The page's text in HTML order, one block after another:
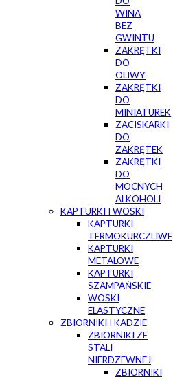
WINA
BEZ
GWINTU
ZAKRĘTKI
DO
OLIWY
ZAKRĘTKI
DO
MINIATUREK
ZACISKARKI
DO
ZAKRĘTEK
ZAKRĘTKI
DO
MOCNYCH
ALKOHOLI
KAPTURKI I WOSKI
KAPTURKI
TERMOKURCZLIWE
KAPTURKI
METALOWE
KAPTURKI
SZAMPAŃSKIE
WOSKI
ELASTYCZNE
ZBIORNIKI I KADZIE
ZBIORNIKI ZE
STALI
NIERDZEWNEJ
ZBIORNIKI